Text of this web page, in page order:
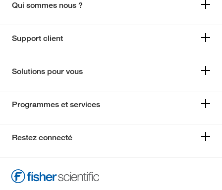
Qui sommes nous ?
Support client
Solutions pour vous
Programmes et services
Restez connecté